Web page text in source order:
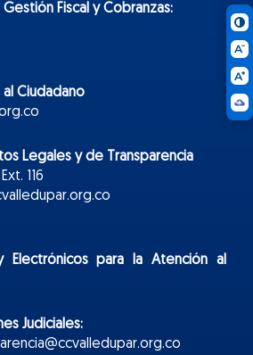
Fiscal y Cobranzas:
Ciudadano
Legales y de Transparencia
116
Electrónicospara la Atención al
Judiciales: